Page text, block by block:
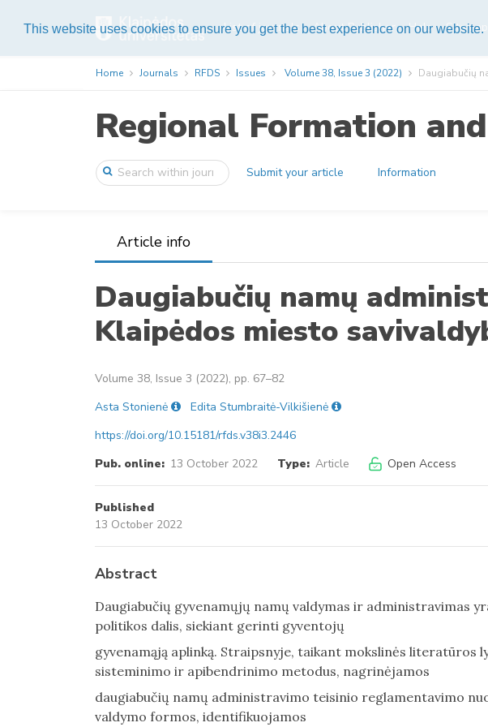
This website uses cookies to ensure you get the best experience on our website.
List of journals About Publisher Help Sitemap
Home Journals RFDS Issues Volume 38, Issue 3 (2022) Daugiabučių
Regional Formation
Submit your article Information
Article info
Daugiabučių namų
Klaipėdos miesto
Volume 38, Issue 3 (2022), pp. 67–82
Asta Stonienė
Edita Stumbraitė-Vilkišienė
https://doi.org/10.15181/rfds.v38i3.2446
Pub. online: 13 October 2022 Type: Article Open Access
Published
13 October 2022
Abstract
Daugiabučių gyvenamųjų namų valdymas ir administravimas
politikos dalis, siekiant gerinti gyventojų
gyvenamąją aplinką. Straipsnyje, taikant mokslinės literatūros
sisteminimo ir apibendrinimo metodus, nagrinėjamos
daugiabučių namų administravimo teisinio reglamentavimo
valdymo formos, identifikuojamos